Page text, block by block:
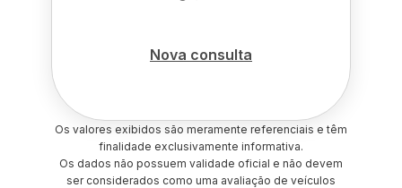
Nova consulta
Os valores exibidos são meramente referenciais e têm
finalidade exclusivamente informativa.
Os dados não possuem validade oficial e não devem
ser considerados como uma avaliação de veículos